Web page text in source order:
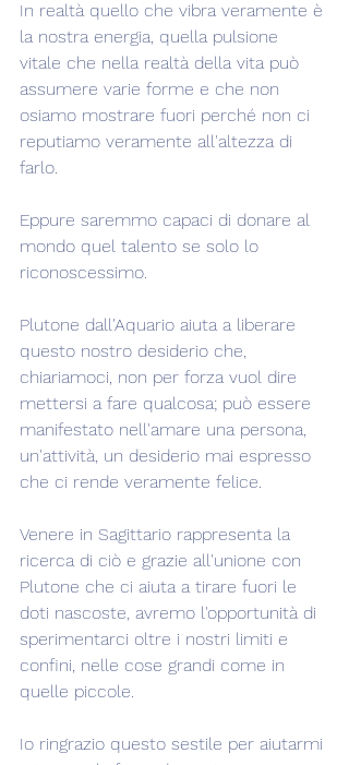
In realtà quello che vibra veramente è
la nostra energia, quella pulsione
vitale che nella realtà della vita può
assumere varie forme e che non
osiamo mostrare fuori perché non ci
reputiamo veramente all'altezza di
farlo.
Eppure saremmo capaci di donare al
mondo quel talento se solo lo
riconoscessimo.
Plutone dall'Aquario aiuta a liberare
questo nostro desiderio che,
chiariamoci, non per forza vuol dire
mettersi a fare qualcosa; può essere
manifestato nell'amare una persona,
un'attività, un desiderio mai espresso
che ci rende veramente felice.
Venere in Sagittario rappresenta la
ricerca di ciò e grazie all'unione con
Plutone che ci aiuta a tirare fuori le
doti nascoste, avremo l'opportunità di
sperimentarci oltre i nostri limiti e
confini, nelle cose grandi come in
quelle piccole.
Io ringrazio questo sestile per aiutarmi